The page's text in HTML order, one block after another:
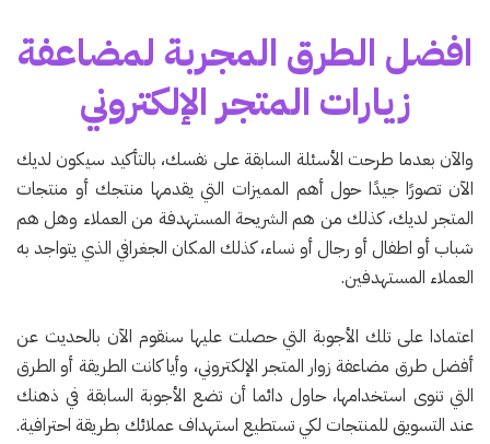
افضل الطرق المجربة لمضاعفة
زيارات المتجر الإلكتروني
والآن بعدما طرحت الأسئلة السابقة على نفسك، بالتأكيد سيكون لديك
الآن تصورًا جيدًا حول أهم المميزات التي يقدمها منتجك أو منتجات
المتجر لديك، كذلك من هم الشريحة المستهدفة من العملاء وهل هم
شباب أو اطفال أو رجال أو نساء، كذلك المكان الجغرافي الذي يتواجد به
العملاء المستهدفين.
اعتمادا على تلك الأجوبة التي حصلت عليها سنقوم الآن بالحديث عن
أفضل طرق مضاعفة زوار المتجر الإلكتروني، وأيا كانت الطريقة أو الطرق
التي تنوى استخدامها، حاول دائما أن تضع الأجوبة السابقة في ذهنك
عند التسويق للمنتجات لكي تستطيع استهداف عملائك بطريقة احترافية.